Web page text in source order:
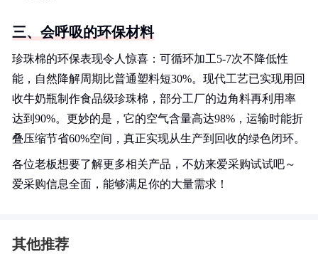
三、会呼吸的环保材料
珍珠棉的环保表现令人惊喜：可循环加工5-7次不降低性
能，自然降解周期比普通塑料短30%。现代工艺已实现用回
收牛奶瓶制作食品级珍珠棉，部分工厂的边角料再利用率
达到90%。更妙的是，它的空气含量高达98%，运输时能折
叠压缩节省60%空间，真正实现从生产到回收的绿色闭环。
各位老板想要了解更多相关产品，不妨来爱采购试试吧～
爱采购信息全面，能够满足你的大量需求！
其他推荐